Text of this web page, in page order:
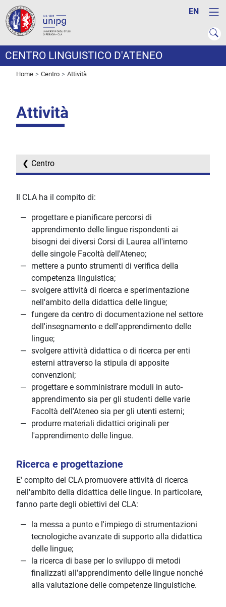
EN
CENTRO LINGUISTICO D'ATENEO
Home Centro Attività
Attività
Centro
Il CLA ha il compito di:
progettare e pianificare percorsi di
apprendimento delle lingue rispondenti ai
bisogni dei diversi Corsi di Laurea all'interno
delle singole Facoltà dell'Ateneo;
mettere a punto strumenti di verifica della
competenza linguistica;
svolgere attività di ricerca e sperimentazione
nell'ambito della didattica delle lingue;
fungere da centro di documentazione nel settore
dell'insegnamento e dell'apprendimento delle
lingue;
svolgere attività didattica o di ricerca per enti
esterni attraverso la stipula di apposite
convenzioni;
progettare e somministrare moduli in auto-
apprendimento sia per gli studenti delle varie
Facoltà dell'Ateneo sia per gli utenti esterni;
produrre materiali didattici originali per
l'apprendimento delle lingue.
Ricerca e progettazione
E' compito del CLA promuovere attività di ricerca
nell'ambito della didattica delle lingue. In particolare,
fanno parte degli obiettivi del CLA:
la messa a punto e l'impiego di strumentazioni
tecnologiche avanzate di supporto alla didattica
delle lingue;
la ricerca di base per lo sviluppo di metodi
finalizzati all'apprendimento delle lingue nonché
alla valutazione delle competenze linguistiche.